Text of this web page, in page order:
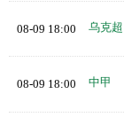
08-09 18:00 乌克超
08-09 18:00 中甲